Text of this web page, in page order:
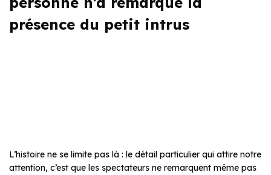
présence du petit intrus
L’histoire ne se limite pas là : le détail particulier qui attire notre
attention, c’est que les spectateurs ne remarquent même pas